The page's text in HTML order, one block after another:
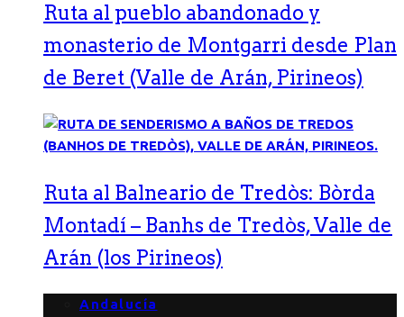
Ruta al pueblo abandonado y
monasterio de Montgarri desde Plan
de Beret (Valle de Arán, Pirineos)
Ruta al Balneario de Tredòs: Bòrda
Montadí – Banhs de Tredòs, Valle de
Arán (los Pirineos)
Andalucía